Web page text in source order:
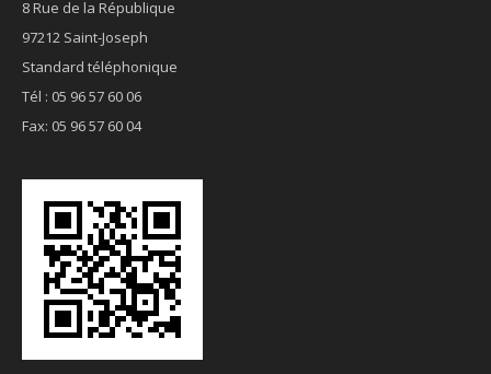
8 Rue de la République
97212 Saint-Joseph
Standard téléphonique
Tél : 05 96 57 60 06
Fax: 05 96 57 60 04